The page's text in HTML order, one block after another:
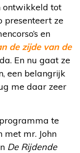
ontwikkeld tot
presenteert ze
en
de zijde van de
En nu gaat ze
een belangrijk
me daar zeer
te
met mr. John
De Rijdende